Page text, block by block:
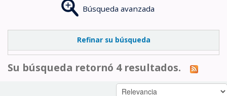
Búsqueda avanzada
Refinar su búsqueda
Su búsqueda retornó 4 resultados.